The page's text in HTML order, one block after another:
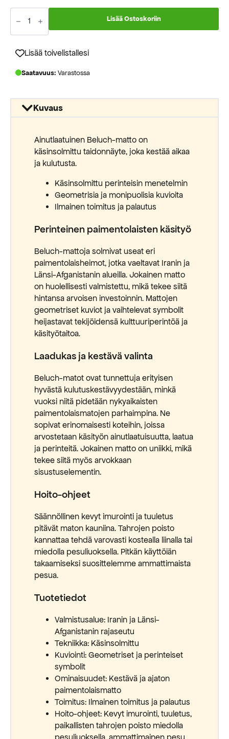
Iran
matto
määrä
Lisää Ostoskoriin
Lisää toivelistallesi
Saatavuus: Varastossa
Kuvaus
Ainutlaatuinen Beluch-matto on
käsinsolmittu taidonnäyte, joka kestää aikaa
ja kulutusta.
Käsinsolmittu perinteisin menetelmin
Geometrisia ja monipuolisia kuvioita
Ilmainen toimitus ja palautus
Perinteinen paimentolaisten käsityö
Beluch-mattoja solmivat useat eri
paimentolaisheimot, jotka vaeltavat Iranin ja
Länsi-Afganistanin alueilla. Jokainen matto
on huolellisesti valmistettu, mikä tekee siitä
hintansa arvoisen investoinnin. Mattojen
geometriset kuviot ja vaihtelevat symbolit
heijastavat tekijöidensä kulttuuriperintöä ja
käsityötaitoa.
Laadukas ja kestävä valinta
Beluch-matot ovat tunnettuja erityisen
hyvästä kulutuskestävyydestään, minkä
vuoksi niitä pidetään nykyaikaisten
paimentolaismatojen parhaimpina. Ne
sopivat erinomaisesti koteihin, joissa
arvostetaan käsityön ainutlaatuisuutta, laatua
ja perinteitä. Jokainen matto on uniikki, mikä
tekee siitä myös arvokkaan
sisustuselementin.
Hoito-ohjeet
Säännöllinen kevyt imurointi ja tuuletus
pitävät maton kauniina. Tahrojen poisto
kannattaa tehdä varovasti kostealla liinalla tai
miedolla pesuliuoksella. Pitkän käyttöiän
takaamiseksi suosittelemme ammattimaista
pesua.
Tuotetiedot
Valmistusalue: Iranin ja Länsi-
Afganistanin rajaseutu
Tekniikka: Käsinsolmittu
Kuviointi: Geometriset ja perinteiset
symbolit
Ominaisuudet: Kestävä ja ajaton
paimentolaismatto
Toimitus: Ilmainen toimitus ja palautus
Hoito-ohjeet: Kevyt imurointi, tuuletus,
paikallisten tahrojen poisto miedolla